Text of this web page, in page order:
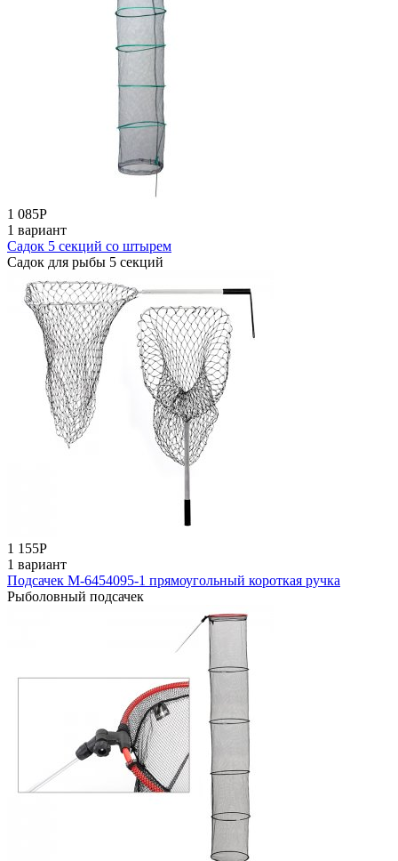
1 085Р
1 вариант
Садок 5 секций со штырем
Садок для рыбы 5 секций
1 155Р
1 вариант
Подсачек M-6454095-1 прямоугольный короткая ручка
Рыболовный подсачек